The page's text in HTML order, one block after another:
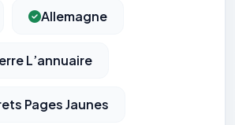
Allemagne
L’annuaire
Pages Jaunes